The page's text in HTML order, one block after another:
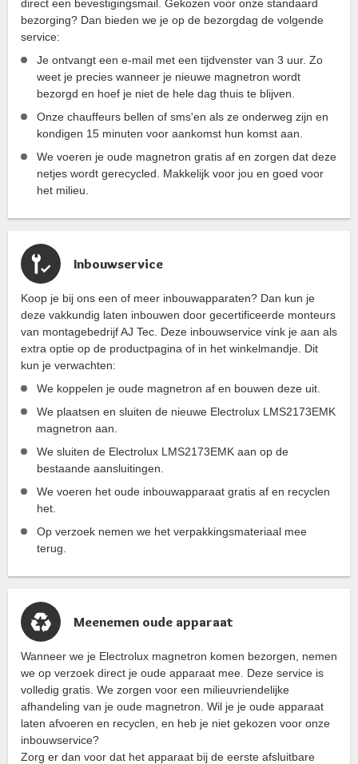
direct een bevestigingsmail. Gekozen voor onze standaard
bezorging? Dan bieden we je op de bezorgdag de volgende
service:
Je ontvangt een e-mail met een tijdvenster van 3 uur. Zo
weet je precies wanneer je nieuwe magnetron wordt
bezorgd en hoef je niet de hele dag thuis te blijven.
Onze chauffeurs bellen of sms'en als ze onderweg zijn en
kondigen 15 minuten voor aankomst hun komst aan.
We voeren je oude magnetron gratis af en zorgen dat deze
netjes wordt gerecycled. Makkelijk voor jou en goed voor
het milieu.
Inbouwservice
Koop je bij ons een of meer inbouwapparaten? Dan kun je
deze vakkundig laten inbouwen door gecertificeerde monteurs
van montagebedrijf AJ Tec. Deze inbouwservice vink je aan als
extra optie op de productpagina of in het winkelmandje. Dit
kun je verwachten:
We koppelen je oude magnetron af en bouwen deze uit.
We plaatsen en sluiten de nieuwe Electrolux LMS2173EMK
magnetron aan.
We sluiten de Electrolux LMS2173EMK aan op de
bestaande aansluitingen.
We voeren het oude inbouwapparaat gratis af en recyclen
het.
Op verzoek nemen we het verpakkingsmateriaal mee
terug.
Meenemen oude apparaat
Wanneer we je Electrolux magnetron komen bezorgen, nemen
we op verzoek direct je oude apparaat mee. Deze service is
volledig gratis. We zorgen voor een milieuvriendelijke
afhandeling van je oude magnetron. Wil je je oude apparaat
laten afvoeren en recyclen, en heb je niet gekozen voor onze
inbouwservice?
Zorg er dan voor dat het apparaat bij de eerste afsluitbare